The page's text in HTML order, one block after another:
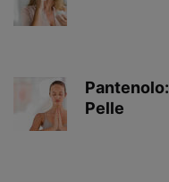
Pelle